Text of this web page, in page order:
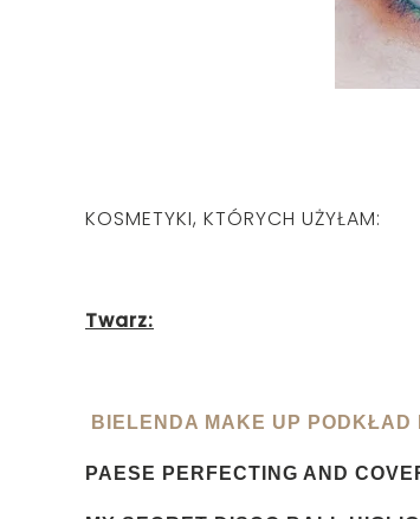
KOSMETYKI, KTÓRYCH UŻYŁAM:
Twarz:
BIELENDA MAKE UP
PAESE PERFECTING AND